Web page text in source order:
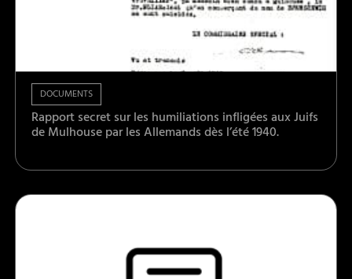
DOCUMENTS
Rapport secret sur les humiliations infligées aux Juifs
de Mulhouse par les Allemands dès l’été 1940.